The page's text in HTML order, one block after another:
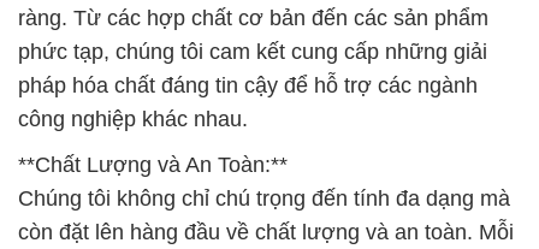
ràng. Từ các hợp chất cơ bản đến các sản phẩm
phức tạp, chúng tôi cam kết cung cấp những giải
pháp hóa chất đáng tin cậy để hỗ trợ các ngành
công nghiệp khác nhau.
**Chất Lượng và An Toàn:**
Chúng tôi không chỉ chú trọng đến tính đa dạng mà
còn đặt lên hàng đầu về chất lượng và an toàn. Mỗi